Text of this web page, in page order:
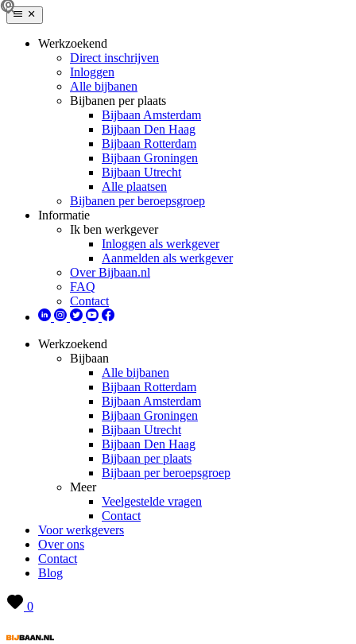
Werkzoekend
Direct inschrijven
Inloggen
Alle bijbanen
Bijbanen per plaats
Bijbaan Amsterdam
Bijbaan Den Haag
Bijbaan Rotterdam
Bijbaan Groningen
Bijbaan Utrecht
Alle plaatsen
Bijbanen per beroepsgroep
Informatie
Ik ben werkgever
Inloggen als werkgever
Aanmelden als werkgever
Over Bijbaan.nl
FAQ
Contact
Werkzoekend
Bijbaan
Alle bijbanen
Bijbaan Rotterdam
Bijbaan Amsterdam
Bijbaan Groningen
Bijbaan Utrecht
Bijbaan Den Haag
Bijbaan per plaats
Bijbaan per beroepsgroep
Meer
Veelgestelde vragen
Contact
Voor werkgevers
Over ons
Contact
Blog
0